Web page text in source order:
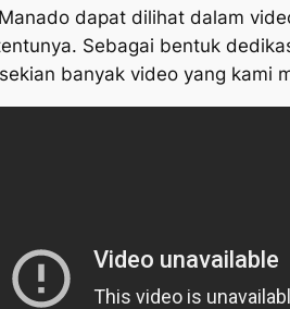
dapat dilihat dalam
Sebagai bentuk
banyak video yang kami